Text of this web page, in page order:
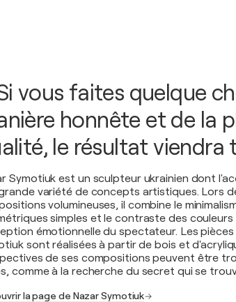
vous faites quelque
honnête et de la
le résultat
Symotiuk est un sculpteur ukrainien dont
variété de concepts artistiques. Lors
volumineuses, il combine le
simples et le contraste des couleurs
émotionnelle du spectateur. Les
sont réalisées à partir de bois et
de ses compositions peuvent être
comme à la recherche du secret qui se
la page de Nazar Symotiuk